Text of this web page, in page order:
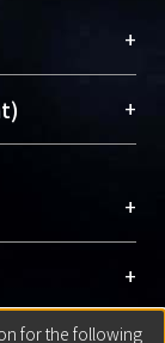
researcher
the
+
性的社會運
作公開供使
升研究影響
+
由第三方贊
及第三方同
is your
right to
+
+
for the following